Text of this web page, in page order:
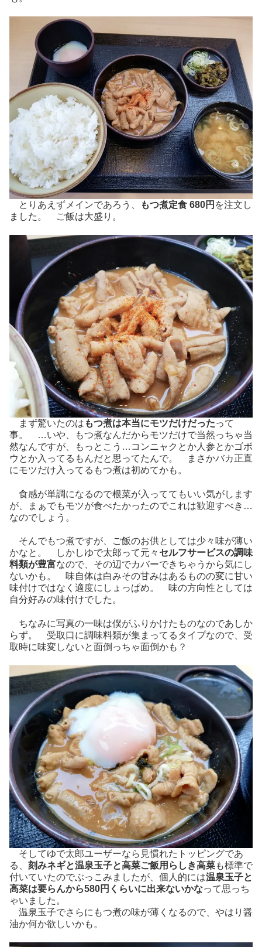
とりあえずメインであろう、 もつ煮定食 680円 を注文し
ました。 ご飯は大盛り。
まず驚いたのは もつ煮は本当にモツだけだったって
事。 …いや、もつ煮なんだからモツだけで当然っちゃ当
然なんですが、もっとこう…コンニャクとか人参とかゴボ
ウとか入ってるもんだと思ってたんで。 まさかバカ正直
にモツだけ入ってるもつ煮は初めてかも。
食感が単調になるので根菜が入っててもいい気がします
が、まぁでもモツが食べたかったのでこれは歓迎すべき…
なのでしょう。
そんでもつ煮ですが、ご飯のお供としては少々味が薄い
かなと。 しかしゆで太郎って元々 セルフサービスの調味
料類が豊富なので、その辺でカバーできちゃうから気にし
ないかも。 味自体は白みその甘みはあるものの変に甘い
味付けではなく適度にしょっぱめ。 味の方向性としては
自分好みの味付けでした。
ちなみに写真の一味は僕がふりかけたものなのであしか
らず。 受取口に調味料類が集まってるタイプなので、受
取時に味変しないと面倒っちゃ面倒かも？
そしてゆで太郎ユーザーなら見慣れたトッピングであ
る、 刻みネギと温泉玉子と高菜ご飯用らしき高菜も標準で
付いていたのでぶっこみましたが、個人的には温泉玉子と
高菜は要らんから580円くらいに出来ないかなって思っち
ゃいました。
温泉玉子でさらにもつ煮の味が薄くなるので、やはり醤
油か何か欲しいかも。